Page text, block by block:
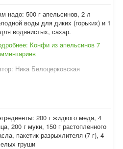
надо: 500 г апельсинов, 2 л
воды для диких (горьких) и 1
водянистых, сахар.
Конфи из апельсинов 7
Ника Белоцерковская
200 г жидкого меда, 4
200 г муки, 150 г растопленного
пакетик разрыхлителя (7 г), 4
груши